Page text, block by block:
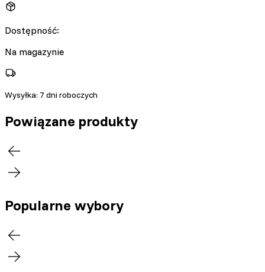
Dostępność:
Na magazynie
Wysyłka: 7 dni roboczych
Powiązane produkty
Popularne wybory